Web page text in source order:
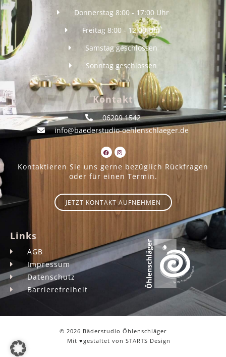
Links
AGB
Impressum
Datenschutz
Barrierefreiheit
Kontakt
06209 1542
info@baederstudio-oehlenschlaeger.de
Kontaktieren Sie uns gerne bezüglich Rückfragen
oder für einen Termin.
JETZT KONTAKT AUFNEHMEN
Donnerstag 8:00 - 17:00 Uhr
Freitag 8:00 - 12:00 Uhr
Samstag geschlossen
Sonntag geschlossen
© 2026 Bäderstudio Öhlenschläger
Mit ♥️gestaltet von STARTS Design